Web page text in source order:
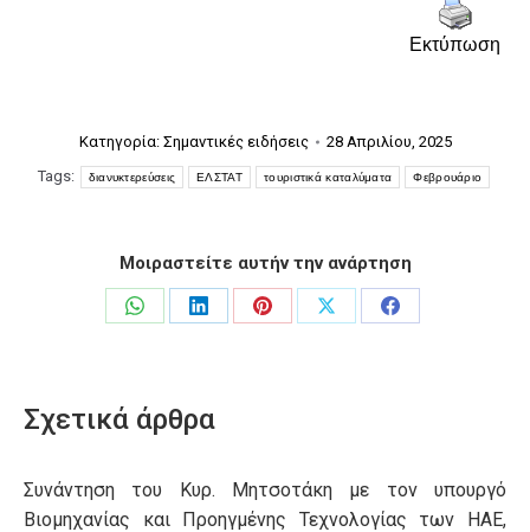
Εκτύπωση
Κατηγορία: Σημαντικές ειδήσεις
28 Απριλίου, 2025
Tags:
διανυκτερεύσεις ΕΛΣΤΑΤ τουριστικά καταλύματα Φεβρουάριο
Μοιραστείτε αυτήν την ανάρτηση
Share
Share
Share
Share
Share
Σχετικά άρθρα
Συνάντηση του Κυρ. Μητσοτάκη με τον υπουργό
Βιομηχανίας και Προηγμένης Τεχνολογίας των ΗΑΕ,